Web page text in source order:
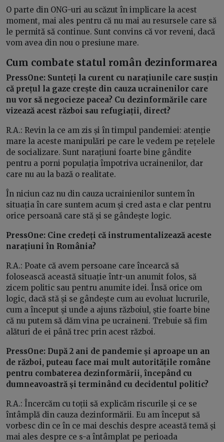
O parte din ONG-uri au scăzut în implicare la acest
moment, mai ales pentru că nu mai au resursele care să
le permită să continue. Sunt convins că vor reveni, dacă
vom avea din nou o presiune mare.
Cum combate statul român dezinformarea
PressOne: Sunteți la curent cu narațiunile care susțin
că prețul la gaze crește din cauza ucrainenilor care
nu vor să negocieze pacea? Cu dezinformările care
vizează acest război sau refugiații, direct?
R.A.: Revin la ce am zis și în timpul pandemiei: atenție
mare la aceste manipulări pe care le vedem pe rețelele
de socializare. Sunt narațiuni foarte bine gândite
pentru a porni populația împotriva ucrainenilor, dar
care nu au la bază o realitate.
În niciun caz nu din cauza ucrainienilor suntem în
situația în care suntem acum și cred asta e clar pentru
orice persoană care stă și se gândește logic.
PressOne: Cine credeți că instrumentalizează aceste
narațiuni în România?
R.A.: Poate că avem persoane care încearcă să
folosească această situație într-un anumit folos, să
zicem politic sau pentru anumite idei. Însă orice om
logic, dacă stă și se gândește cum au evoluat lucrurile,
cum a început și unde a ajuns războiul, știe foarte bine
că nu putem să dăm vina pe ucraineni. Trebuie să fim
alături de ei până trec prin acest război.
PressOne: După 2 ani de pandemie și aproape un an
de război, puteau face mai mult autoritățile române
pentru combaterea dezinformării, începând cu
dumneavoastră și terminând cu decidentul politic?
R.A.: Încercăm cu toții să explicăm riscurile și ce se
întâmplă din cauza dezinformării. Eu am început să
vorbesc din ce în ce mai deschis despre această temă și
mai ales despre ce s-a întâmplat pe perioada